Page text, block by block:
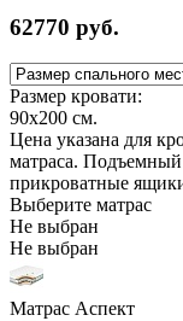
62770 руб.
Размер кровати:
90x200 см.
Цена указана для
матраса. Подъемный
прикроватные
Выберите матрас
Не выбран
Не выбран
Матрас Аспект